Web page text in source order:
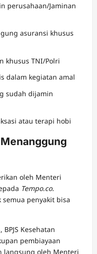
perusahaan/Jaminan
asuransi khusus
khusus TNI/Polri
dalam kegiatan amal
sudah dijamin
atau terapi hobi
oleh Menteri
Tempo.co.
penyakit bisa
Kesehatan
pembiayaan
langsung oleh Menteri